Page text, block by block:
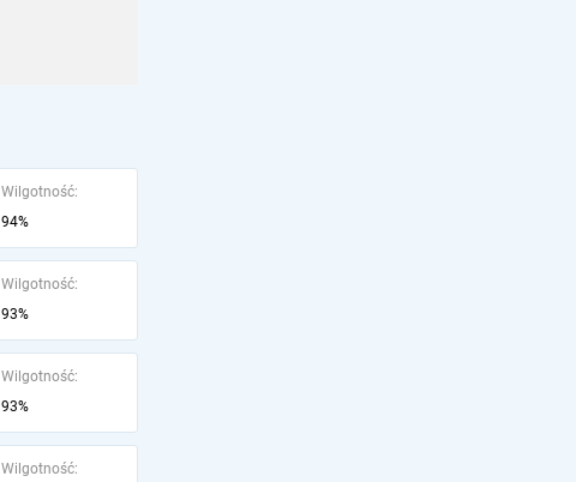
Wilgotność:
94%
Wilgotność:
93%
Wilgotność:
93%
Wilgotność: